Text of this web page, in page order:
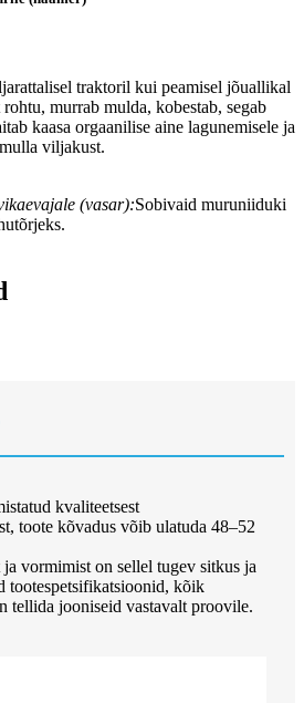
traktoril kui peamisel jõuallikal
murrab mulda, kobestab, segab
kaasa orgaanilise aine lagunemisele ja
viljakust.
(vasar):Sobivaid muruniiduki
kvaliteetsest
toote kõvadus võib ulatuda 48–52
vormimist on sellel tugev sitkus ja
tootespetsifikatsioonid, kõik
tellida jooniseid vastavalt proovile.